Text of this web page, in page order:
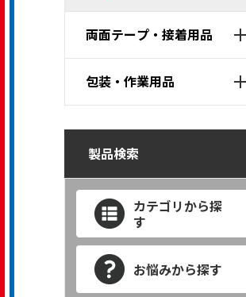
両面テープ・接着用品
包装・作業用品
製品検索
カテゴリから探
す
お悩みから探す